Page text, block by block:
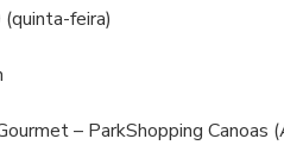
feira)
– ParkShopping Canoas